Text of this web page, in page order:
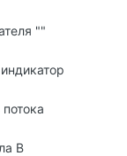
""
B